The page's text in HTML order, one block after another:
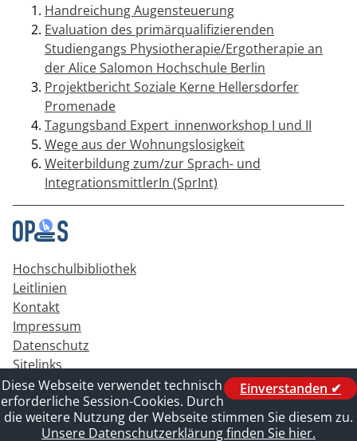
Handreichung Augensteuerung
Evaluation des primärqualifizierenden
Studiengangs Physiotherapie/Ergotherapie an
der Alice Salomon Hochschule Berlin
Projektbericht Soziale Kerne Hellersdorfer
Promenade
Tagungsband Expert_innenworkshop I und II
Wege aus der Wohnungslosigkeit
Weiterbildung zum/zur Sprach- und
IntegrationsmittlerIn (SprInt)
Hochschulbibliothek
Leitlinien
Kontakt
Impressum
Datenschutz
Sitelinks
Einverstanden ✔
Diese Webseite verwendet technisch
erforderliche Session-Cookies. Durch
die weitere Nutzung der Webseite stimmen Sie diesem zu.
Unsere Datenschutzerklärung finden Sie hier.